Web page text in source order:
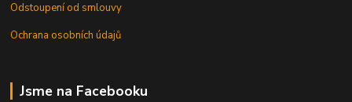
Odstoupení od smlouvy
Ochrana osobních údajů
Jsme na Facebooku